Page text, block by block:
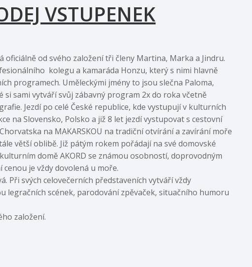
VSTUPENEK
oficiálně od svého založení tři členy Martina, Marka a Jindru.
kolegu a kamaráda Honzu, který s nimi hlavně
programech. Uměleckými jmény to jsou slečna Paloma,
si sami vytváří svůj zábavný program 2x do roka včetně
Jezdí po celé České republice, kde vystupují v kulturních
na Slovensko, Polsko a již 8 let jezdí vystupovat s cestovní
na MAKARSKOU na tradiční otvírání a zavírání moře
větší oblibě. Již pátým rokem pořádají na své domovské
domě AKORD se známou osobností, doprovodným
je vždy dovolená u moře.
Při svých celovečerních představeních vytváří vždy
legračních scének, parodování zpěvaček, situačního humoru
založení.